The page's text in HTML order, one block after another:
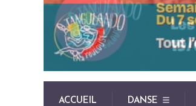
ACCUEIL DANSE